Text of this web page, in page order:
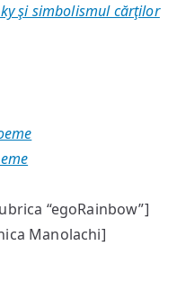
şi simbolismul cărţilor
“egoRainbow”]
Manolachi]